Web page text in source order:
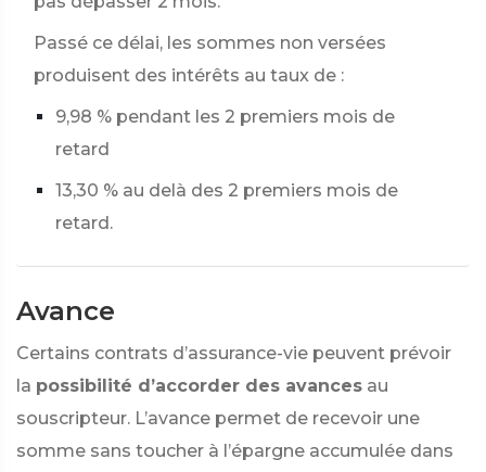
Passé ce délai, les sommes non versées
produisent des intérêts au taux de :
9,98 % pendant les 2 premiers mois de
retard
13,30 % au delà des 2 premiers mois de
retard.
Avance
Certains contrats d’assurance-vie peuvent prévoir
la possibilité d’accorder des avances au
souscripteur. L’avance permet de recevoir une
somme sans toucher à l’épargne accumulée dans